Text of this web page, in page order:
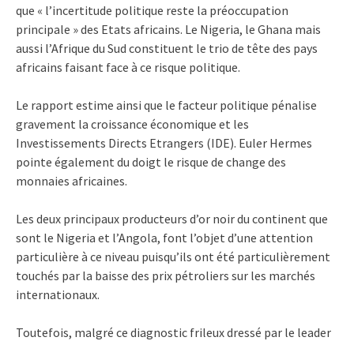
que « l’incertitude politique reste la préoccupation
principale » des Etats africains. Le Nigeria, le Ghana mais
aussi l’Afrique du Sud constituent le trio de tête des pays
africains faisant face à ce risque politique.
Le rapport estime ainsi que le facteur politique pénalise
gravement la croissance économique et les
Investissements Directs Etrangers (IDE). Euler Hermes
pointe également du doigt le risque de change des
monnaies africaines.
Les deux principaux producteurs d’or noir du continent que
sont le Nigeria et l’Angola, font l’objet d’une attention
particulière à ce niveau puisqu’ils ont été particulièrement
touchés par la baisse des prix pétroliers sur les marchés
internationaux.
Toutefois, malgré ce diagnostic frileux dressé par le leader